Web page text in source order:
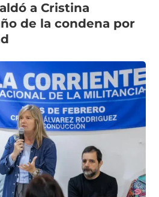
a Cristina
de la condena por